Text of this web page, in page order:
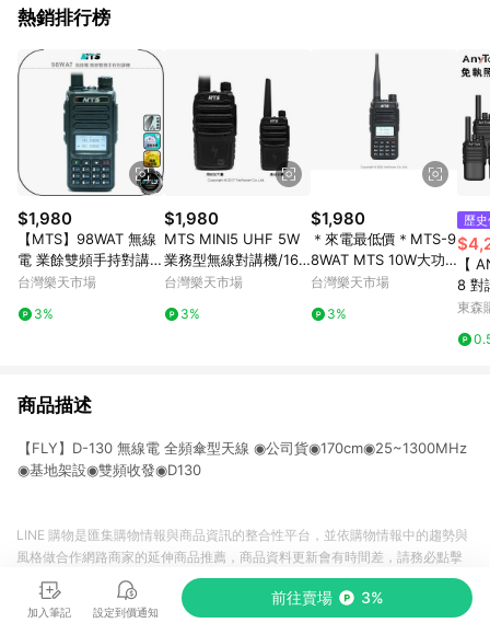
熱銷排行榜
$1,980
【MTS】98WAT 無線
電 業餘雙頻手持對講機
◉10W大功率◉雙頻雙
車通話◉登山連繫◉工
台灣樂天市場
3%
$1,980
MTS MINI5 UHF 5W
業務型無線對講機/16
頻道選擇/超迷你尺寸/
穩定/一年保固
台灣樂天市場
3%
$1,980
＊來電最低價＊MTS-9
8WAT MTS 10W大功
率雙頻無線對講機 / 一
台灣樂天市場
3%
歷
【
8 對
對講機 USB
東森
商品描述
【FLY】D-130 無線電 全頻傘型天線 ◉公司貨◉170cm◉25~1300MHz
◉基地架設◉雙頻收發◉D130
加入筆記 設定到價通知
前往賣場 3%
LINE 購物是匯集購物情報與商品資訊的整合性平台，並依購物情報中的趨勢與
風格做合作網路商家的延伸商品推薦，商品資料更新會有時間差，請務必點擊
商品至各合作網路商家，確認現售價與購物條件，一切資訊以合作廠商網頁為
準。